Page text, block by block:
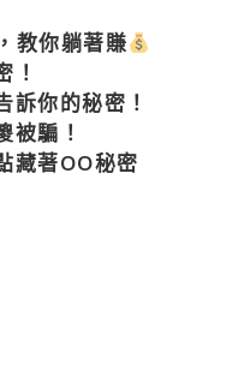
教你躺著賺
！
訴你的秘密！
被騙！
藏著OO秘密